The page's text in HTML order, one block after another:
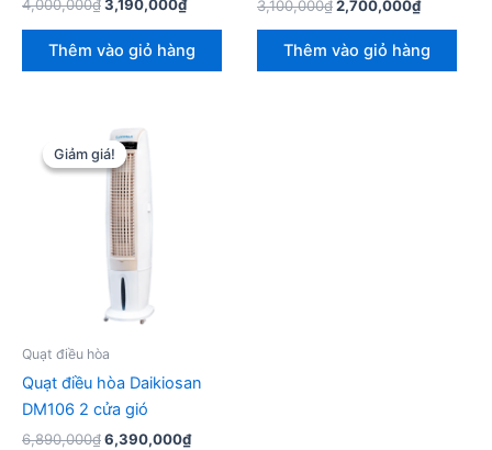
4,000,000₫Giá
là:
4,000,000₫.
3,190,000₫Giá
là:
Thêm vào giỏ hàng
3,100,000₫Giá
là:
3,100,000₫.
2,700,000₫Giá
là:
Thêm vào giỏ hàng
Giảm giá!
Giảm giá!
Quạt điều hòa
Quạt điều hòa Daikiosan
DM106 2 cửa gió
6,890,000₫Giá
6,390,000₫Giá